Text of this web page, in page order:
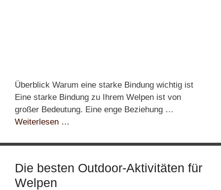
Überblick Warum eine starke Bindung wichtig ist
Eine starke Bindung zu Ihrem Welpen ist von
großer Bedeutung. Eine enge Beziehung …
Weiterlesen …
Die besten Outdoor-Aktivitäten für
Welpen